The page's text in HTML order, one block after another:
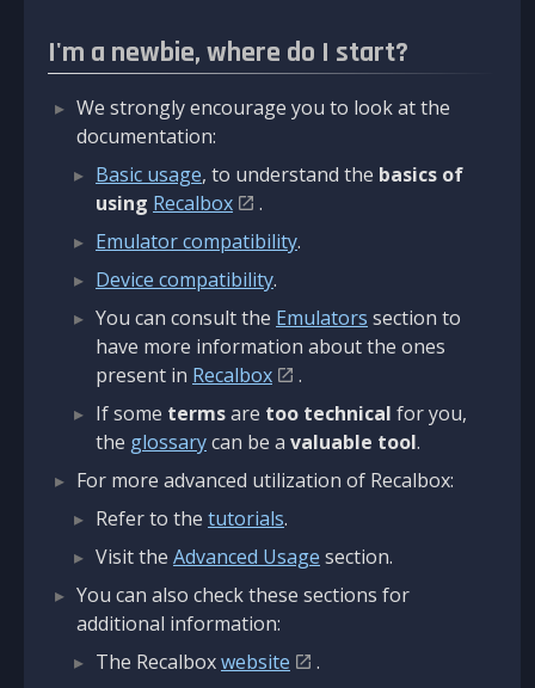
I'm a newbie, where do I start?
We strongly encourage you to look at the
documentation:
Basic usage, to understand the basics of
using Recalbox
.
Emulator compatibility.
Device compatibility.
You can consult the Emulators section to
have more information about the ones
present in Recalbox
.
If some termsare too technical for you,
the glossarycan be a valuable tool.
For more advanced utilization of Recalbox:
Refer to the tutorials.
Visit the Advanced Usage section.
You can also check these sections for
additional information:
The Recalboxwebsite
.